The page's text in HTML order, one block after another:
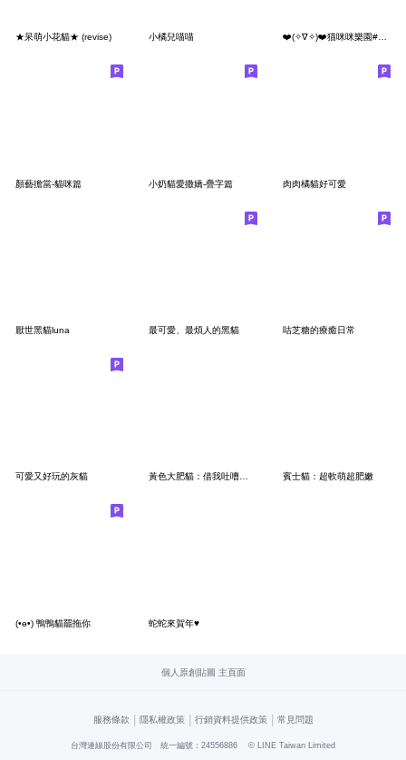
★呆萌小花貓★ (revise) 小橘兒喵喵 ❤️(✧∇✧)❤️猫咪咪樂園#常用快樂又禮貌
顏藝擔當-貓咪篇 小奶貓愛撒嬌-疊字篇 肉肉橘貓好可愛
厭世黑貓luna 最可愛、最煩人的黑貓 咕芝糖的療癒日常
可愛又好玩的灰貓 黃色大肥貓：借我吐嘈一下 賓士貓：超軟萌超肥嫩
(•ө•) 鴨鴨貓罷拖你 蛇蛇來賀年♥️
個人原創貼圖 主頁面
服務條款 | 隱私權政策 | 行銷資料提供政策 | 常見問題
台灣連線股份有限公司 統一編號：24556886 © LINE Taiwan Limited